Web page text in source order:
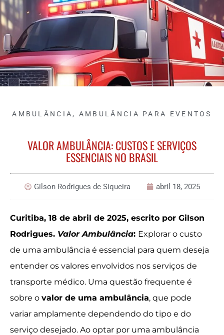
AMBULÂNCIA , AMBULÂNCIA PARA EVENTOS
VALOR AMBULÂNCIA: CUSTOS E SERVIÇOS
ESSENCIAIS NO BRASIL
Gilson Rodrigues de Siqueira abril 18, 2025
Curitiba, 18 de abril de 2025, escrito por Gilson
Rodrigues. Valor Ambulância: Explorar o custo
de uma ambulância é essencial para quem deseja
entender os valores envolvidos nos serviços de
transporte médico. Uma questão frequente é
sobre o valor de uma ambulância, que pode
variar amplamente dependendo do tipo e do
serviço desejado. Ao optar por uma ambulância